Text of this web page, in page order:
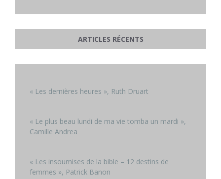
ARTICLES RÉCENTS
« Les dernières heures », Ruth Druart
« Le plus beau lundi de ma vie tomba un mardi »,
Camille Andrea
« Les insoumises de la bible – 12 destins de
femmes », Patrick Banon